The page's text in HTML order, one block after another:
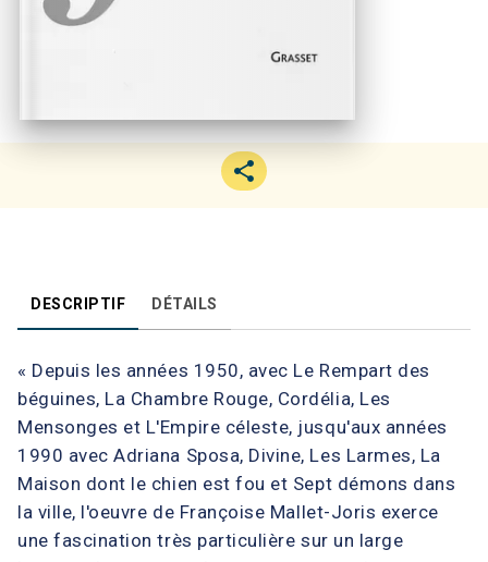
DESCRIPTIF DÉTAILS
« Depuis les années 1950, avec Le Rempart des
béguines, La Chambre Rouge, Cordélia, Les
Mensonges et L'Empire céleste, jusqu'aux années
1990 avec Adriana Sposa, Divine, Les Larmes, La
Maison dont le chien est fou et Sept démons dans
la ville, l'oeuvre de Françoise Mallet-Joris exerce
une fascination très particulière sur un large